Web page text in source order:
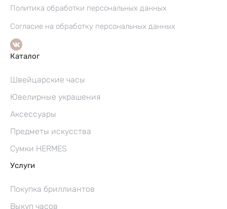
Политика обработки персональных данных
Согласие на обработку персональных данных
Каталог
Швейцарские часы
Ювелирные украшения
Аксессуары
Предметы искусства
Сумки HERMES
Услуги
Покупка бриллиантов
Выкуп часов